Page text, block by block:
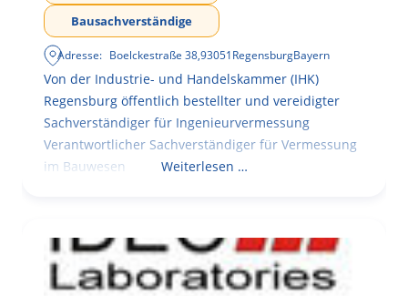
Bausachverständige
Adresse: Boelckestraße 38,93051RegensburgBayern
Von der Industrie- und Handelskammer (IHK)
Regensburg öffentlich bestellter und vereidigter
Sachverständiger für Ingenieurvermessung
Verantwortlicher Sachverständiger für Vermessung
im Bauwesen
Weiterlesen …